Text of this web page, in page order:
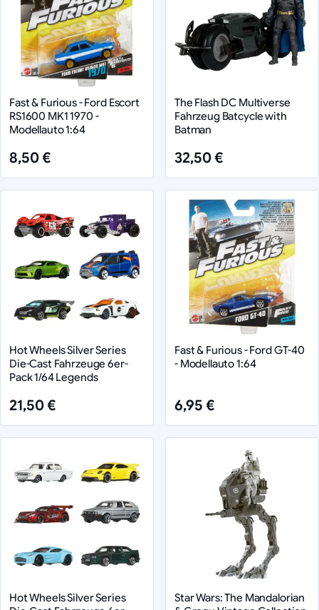
Fast & Furious - Ford Escort
RS1600 MK1 1970 -
Modellauto 1:64
8,50 €
The Flash DC Multiverse
Fahrzeug Batcycle with
Batman
32,50 €
Hot Wheels Silver Series
Die-Cast Fahrzeuge 6er-
Pack 1/64 Legends
21,50 €
Fast & Furious - Ford GT-40
- Modellauto 1:64
6,95 €
Hot Wheels Silver Series
Star Wars: The Mandalorian